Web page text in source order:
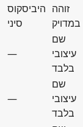
היביסקוס
סיני
זוהה
במדויק
—
שם
עיצובי
בלבד
—
שם
עיצובי
בלבד